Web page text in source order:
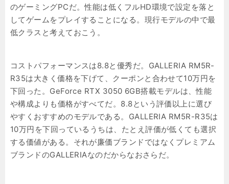
のゲーミングPCだ。性能は低くフルHD環境で設定を落と
してゲームをプレイすることになる。現行モデルの中で最
低クラスと考えておこう。
コストパフォーマンスは8.8と優秀だ。GALLERIA RM5R-
R35は大きく価格を下げて、クーポンと合わせて10万円を
下回った。GeForce RTX 3050 6GB搭載モデルは、性能
や構成よりも価格がすべてだ。8.8という評価以上に選び
やすくおすすめのモデルである。GALLERIA RM5R-R35は
10万円を下回っているうちは、たとえ評価が低くても選択
する価値がある。それが廉価ブランドではなくプレミアム
ブランドのGALLERIAなのだからなおさらだ。